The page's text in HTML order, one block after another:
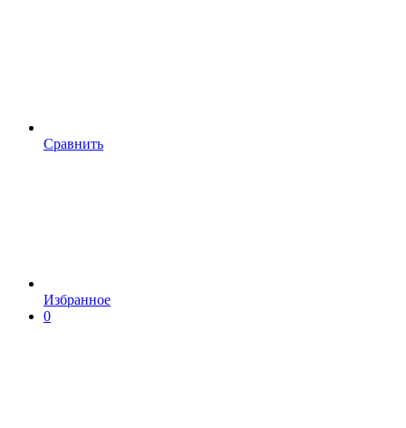
Сравнить
Избранное
0